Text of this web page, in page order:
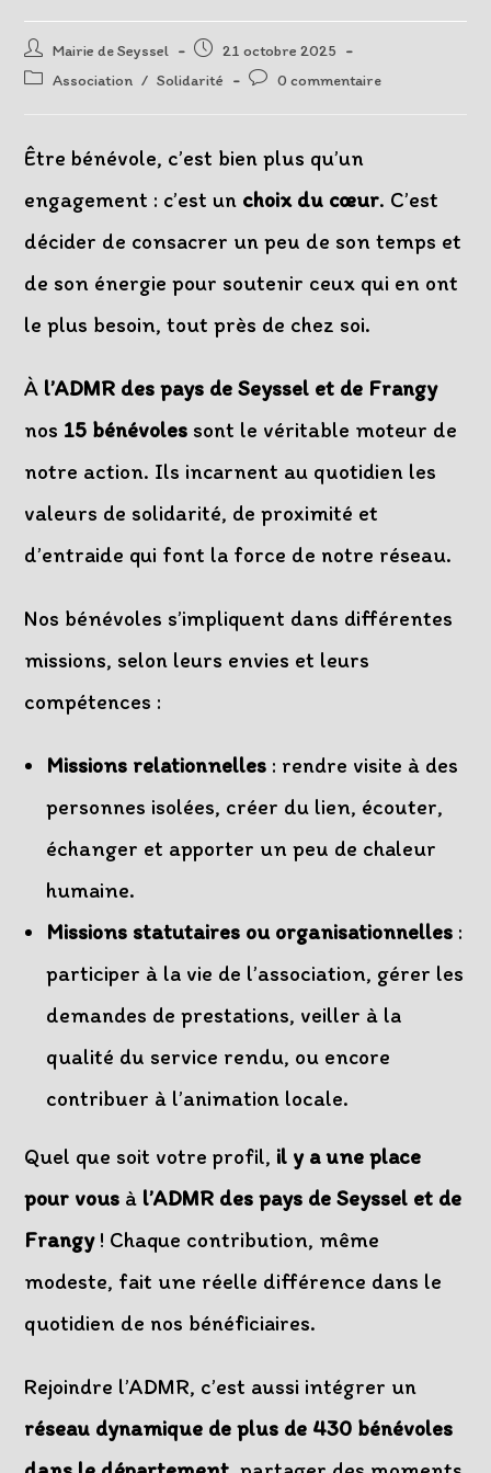
Auteur/autrice
de
Mairie de Seyssel
Post
published:
21 octobre 2025
PostAssociation / Solidarité
Post0 commentaire
Être bénévole, c’est bien plus qu’un
engagement : c’est un choix du cœur. C’est
décider de consacrer un peu de son temps et
de son énergie pour soutenir ceux qui en ont
le plus besoin, tout près de chez soi.
À l’ADMR des pays de Seyssel et de Frangy
nos 15 bénévoles sont le véritable moteur de
notre action. Ils incarnent au quotidien les
valeurs de solidarité, de proximité et
d’entraide qui font la force de notre réseau.
Nos bénévoles s’impliquent dans différentes
missions, selon leurs envies et leurs
compétences :
Missions relationnelles : rendre visite à des
personnes isolées, créer du lien, écouter,
échanger et apporter un peu de chaleur
humaine.
Missions statutaires ou organisationnelles :
participer à la vie de l’association, gérer les
demandes de prestations, veiller à la
qualité du service rendu, ou encore
contribuer à l’animation locale.
Quel que soit votre profil, il y a une place
pour vous à l’ADMR des pays de Seyssel et de
Frangy! Chaque contribution, même
modeste, fait une réelle différence dans le
quotidien de nos bénéficiaires.
Rejoindre l’ADMR, c’est aussi intégrer un
réseau dynamique de plus de 430 bénévoles